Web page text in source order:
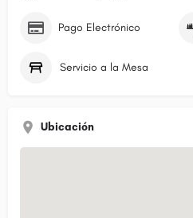
Pago Electrónico
Servicio a la Mesa
Ubicación